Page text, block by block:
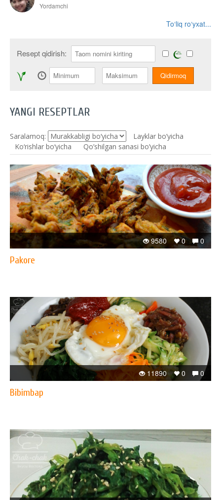
Yordamchi
To‘liq ro‘yxat...
Resept qidirish:
YANGI RESEPTLAR
Saralamoq:
Layklar bo’yicha
Ko‘rishlar bo‘yicha
Qo’shilgan sanasi bo’yicha
0
0
9580
Pakore
0
0
11890
Bibimbap